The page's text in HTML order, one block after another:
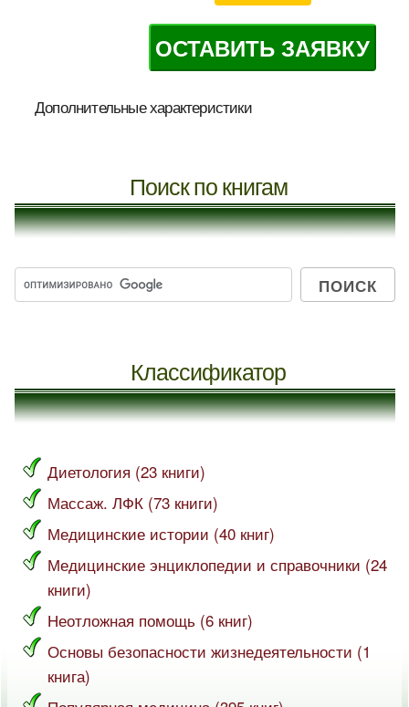
ОСТАВИТЬ ЗАЯВКУ
Дополнительные характеристики
Поиск по книгам
Классификатор
Диетология (23 книги)
Массаж. ЛФК (73 книги)
Медицинские истории (40 книг)
Медицинские энциклопедии и справочники (24
книги)
Неотложная помощь (6 книг)
Основы безопасности жизнедеятельности (1
книга)